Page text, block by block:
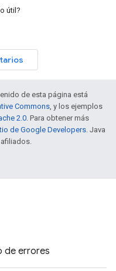
útil?
de esta página está
Commons, y los ejemplos
2.0. Para obtener más
de Google Developers. Java
de errores